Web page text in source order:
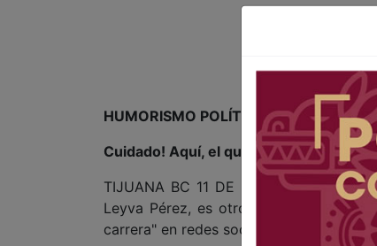
HUMORISMO POLÍTICO
Cuidado! Aquí, el que no cae... Resbala
TIJUANA BC 11 DE NOVIEMBRE DE
Leyva Pérez, es otro político que, por
carrera" en redes sociales.